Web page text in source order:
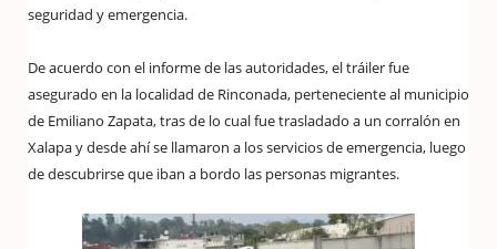
seguridad y emergencia.
De acuerdo con el informe de las autoridades, el tráiler fue
asegurado en la localidad de Rinconada, perteneciente al municipio
de Emiliano Zapata, tras de lo cual fue trasladado a un corralón en
Xalapa y desde ahí se llamaron a los servicios de emergencia, luego
de descubrirse que iban a bordo las personas migrantes.